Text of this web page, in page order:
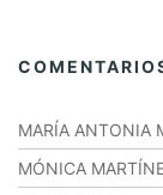
MARÍA ANTONIA
MÓNICA